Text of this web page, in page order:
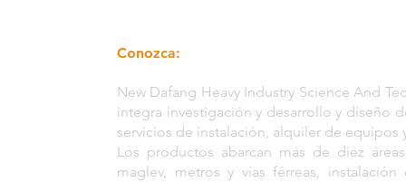
Conozca:
New Dafang Heavy Industry Science And
integra investigación y desarrollo y diseño
servicios de instalación, alquiler de
Los productos abarcan más de diez
maglev, metros y vías férreas,